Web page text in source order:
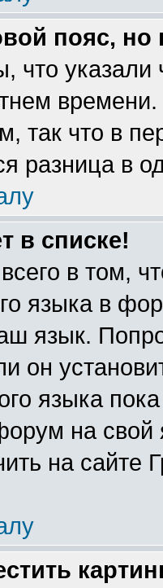
пояс,
что указали
так что в
разница в
в списке!
в том,
языка в
язык.
он
языка
на
на сайте